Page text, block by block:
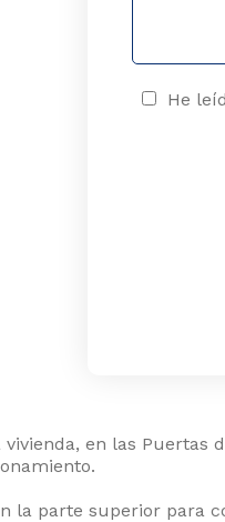
He
en las Puertas
la parte superior para